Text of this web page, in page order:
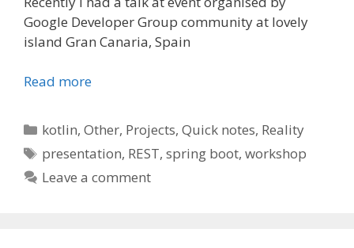
Google Developer Group community at lovely
island Gran Canaria, Spain
Read more
Categories
kotlin,Other, Projects,Quick notes, Reality
Tags
presentation, REST,spring boot,workshop
Leave a comment